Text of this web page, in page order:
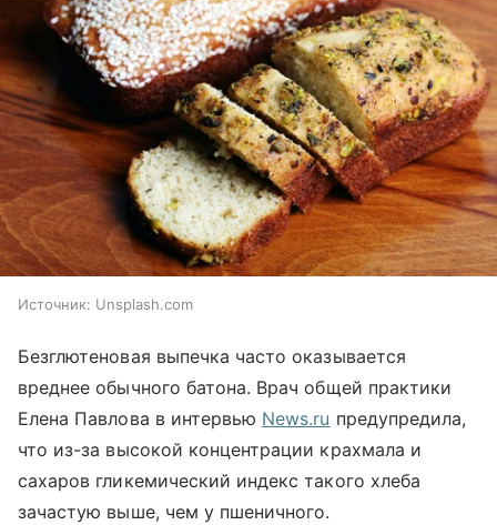
Источник: Unsplash.com
Безглютеновая выпечка часто оказывается
вреднее обычного батона. Врач общей практики
Елена Павлова в интервью News.ru предупредила,
что из-за высокой концентрации крахмала и
сахаров гликемический индекс такого хлеба
зачастую выше, чем у пшеничного.